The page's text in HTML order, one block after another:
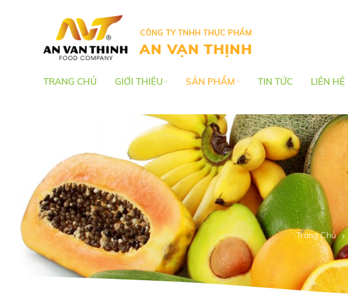
CÔNG TY TNHH THỰC PHẨM
AN VẠN THỊNH
TRANG CHỦ GIỚI THIỆU SẢN PHẨM TIN TỨC LIÊN HỆ
Trang Chủ